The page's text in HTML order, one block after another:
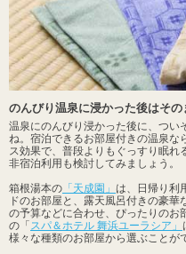
のんびり温泉に浸かった後はその
温泉にのんびり浸かった後に、つい
ね。宿泊できるお部屋付きの温泉な
ス効果で、普段よりもぐっすり眠
非宿泊利用も検討してみましょう。
箱根湯本の 「天成園」 は、日帰り利
ドのお部屋と、露天風呂付きの豪
の予算などに合わせ、ぴったりのお
の「 スパ＆ホテル 舞浜ユーラシア」
様々な種類のお部屋から選ぶことが